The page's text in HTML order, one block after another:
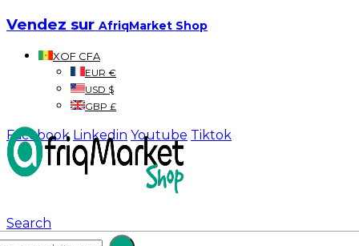
Vendez sur AfriqMarket Shop
XOF CFA
EUR €
USD $
GBP £
Facebook Linkedin Youtube Tiktok
Search